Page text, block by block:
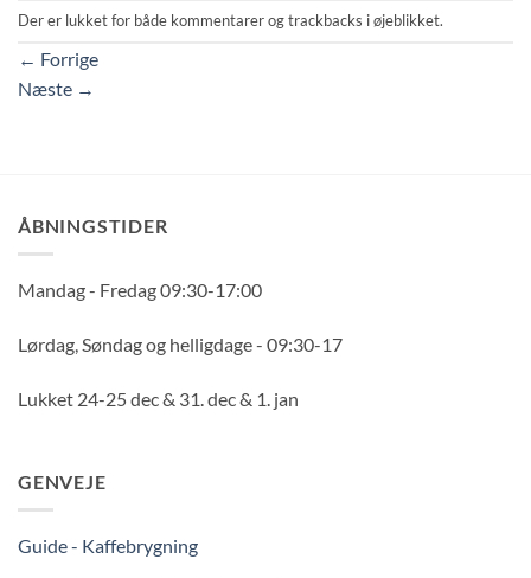
Der er lukket for både kommentarer og trackbacks i øjeblikket.
← Forrige
Næste →
ÅBNINGSTIDER
Mandag - Fredag 09:30-17:00
Lørdag, Søndag og helligdage - 09:30-17
Lukket 24-25 dec & 31. dec & 1. jan
GENVEJE
Guide - Kaffebrygning